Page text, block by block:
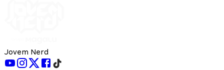
Jovem Nerd